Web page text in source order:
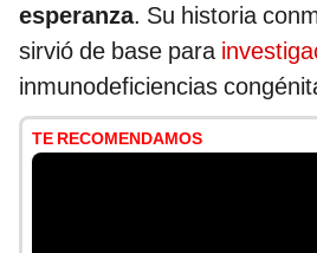
esperanza. Su historia
sirvió de base para
inmunodeficiencias
TE RECOMENDAMOS